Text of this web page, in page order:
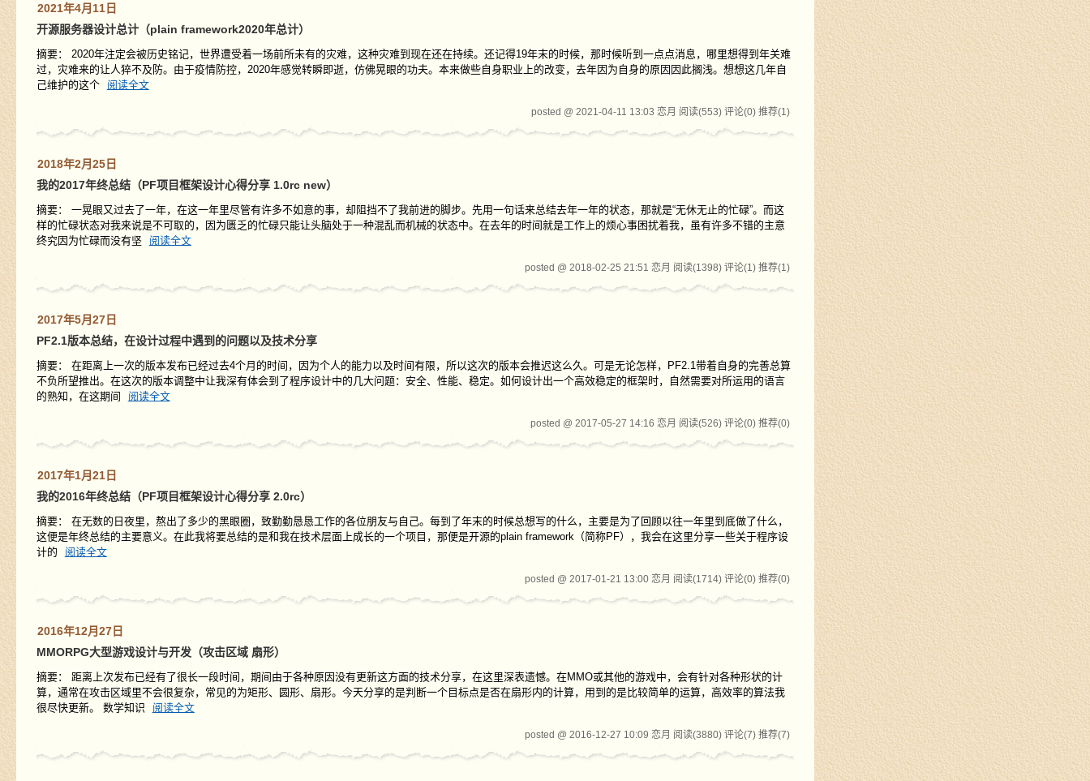
2021年4月11日
开源服务器设计总计（plain framework2020年总计）
摘要： 2020年注定会被历史铭记，世界遭受着一场前所未有的灾难，这种灾难到现在还在持续。还记得19年末的时候，那时候听到一点点消息，哪里想得到年关难
过，灾难来的让人猝不及防。由于疫情防控，2020年感觉转瞬即逝，仿佛晃眼的功夫。本来做些自身职业上的改变，去年因为自身的原因因此搁浅。想想这几年自
己维护的这个
阅读全文
posted @ 2021-04-11 13:03 恋月 阅读(553) 评论(0) 推荐(1)
2018年2月25日
我的2017年终总结（PF项目框架设计心得分享 1.0rc new）
摘要： 一晃眼又过去了一年，在这一年里尽管有许多不如意的事，却阻挡不了我前进的脚步。先用一句话来总结去年一年的状态，那就是“无休无止的忙碌”。而这
样的忙碌状态对我来说是不可取的，因为匮乏的忙碌只能让头脑处于一种混乱而机械的状态中。在去年的时间就是工作上的烦心事困扰着我，虽有许多不错的主意
终究因为忙碌而没有坚
阅读全文
posted @ 2018-02-25 21:51 恋月 阅读(1398) 评论(1) 推荐(1)
2017年5月27日
PF2.1版本总结，在设计过程中遇到的问题以及技术分享
摘要： 在距离上一次的版本发布已经过去4个月的时间，因为个人的能力以及时间有限，所以这次的版本会推迟这么久。可是无论怎样，PF2.1带着自身的完善总算
不负所望推出。在这次的版本调整中让我深有体会到了程序设计中的几大问题：安全、性能、稳定。如何设计出一个高效稳定的框架时，自然需要对所运用的语言
的熟知，在这期间
阅读全文
posted @ 2017-05-27 14:16 恋月 阅读(526) 评论(0) 推荐(0)
2017年1月21日
我的2016年终总结（PF项目框架设计心得分享 2.0rc）
摘要： 在无数的日夜里，熬出了多少的黑眼圈，致勤勤恳恳工作的各位朋友与自己。每到了年末的时候总想写的什么，主要是为了回顾以往一年里到底做了什么，
这便是年终总结的主要意义。在此我将要总结的是和我在技术层面上成长的一个项目，那便是开源的plain framework（简称PF），我会在这里分享一些关于程序设
计的
阅读全文
posted @ 2017-01-21 13:00 恋月 阅读(1714) 评论(0) 推荐(0)
2016年12月27日
MMORPG大型游戏设计与开发（攻击区域 扇形）
摘要： 距离上次发布已经有了很长一段时间，期间由于各种原因没有更新这方面的技术分享，在这里深表遗憾。在MMO或其他的游戏中，会有针对各种形状的计
算，通常在攻击区域里不会很复杂，常见的为矩形、圆形、扇形。今天分享的是判断一个目标点是否在扇形内的计算，用到的是比较简单的运算，高效率的算法我
很尽快更新。 数学知识
阅读全文
posted @ 2016-12-27 10:09 恋月 阅读(3880) 评论(7) 推荐(7)